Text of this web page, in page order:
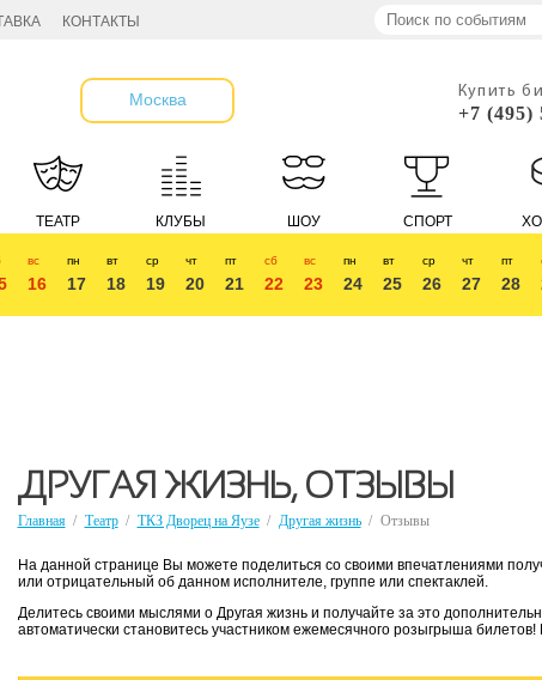
КОНТАКТЫ
Москва Купить
+7 (495)
ТЕАТР КЛУБЫ ШОУ СПОРТ
вс
16
пн
17
вт
18
ср
19
чт
20
пт
21
сб
22
вс
23
пн
24
вт
25
ср
26
чт
27
пт
28
ДРУГАЯ ЖИЗНЬ, ОТЗЫВЫ
Главная / Театр / ТКЗ Дворец на Яузе / Другая жизнь / Отзывы
На данной странице Вы можете поделиться со своими впечатлениями
или отрицательный об данном исполнителе, группе или спектаклей.
Делитесь своими мыслями о Другая жизнь и получайте за это
автоматически становитесь участником ежемесячного розыгрыша